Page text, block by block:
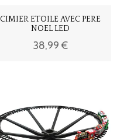
CIMIER ETOILE AVEC PERE
NOEL LED
38,99 €